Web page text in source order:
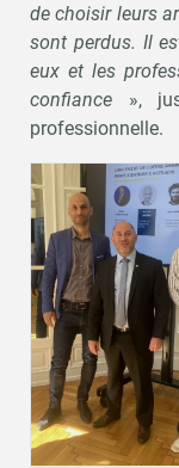
de choisir leurs
sont perdus. Il
eux et les
confiance »,
professionnelle.